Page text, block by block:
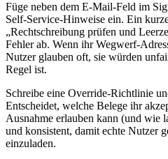
Füge neben dem E‑Mail‑Feld im
Self‑Service‑Hinweise ein. Ein
„Rechtschreibung prüfen und
Fehler ab. Wenn ihr
Nutzer glauben oft, sie würden
Regel ist.
Schreibe eine Override‑Richtlinie
Entscheidet, welche Belege ihr
Ausnahme erlauben kann (und wie
und konsistent, damit echte Nutzer
einzuladen.